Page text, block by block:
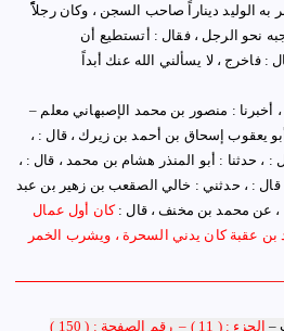
به الوليد ديناراً صاحب السجن ، وكان رجلاًًً
نحو الرجل ، فقال : أتستطيع أن
– أخبرنا : منصور بن محمد الإصبهاني معلم
أبو يعقوب إسحاق بن أحمد بن زيرك ، قال : ،
: ، حدثنا : أبو المنذر هشام بن محمد ، قال : ،
: ، حدثني : خالي الصقعب بن زهير بن عبد
، عن محمد بن مخنف ، قال :كان أول عمال
– الجزء : ( 11 ) – رقم الصفحة : ( 150 )